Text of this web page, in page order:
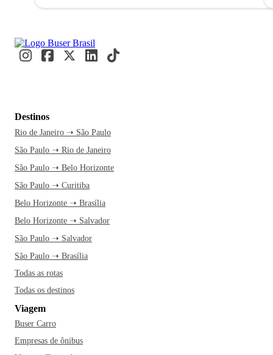
Destinos
Rio de Janeiro ➝ São Paulo
São Paulo ➝ Rio de Janeiro
São Paulo ➝ Belo Horizonte
São Paulo ➝ Curitiba
Belo Horizonte ➝ Brasília
Belo Horizonte ➝ Salvador
São Paulo ➝ Salvador
São Paulo ➝ Brasília
Todas as rotas
Todas os destinos
Viagem
Buser Carro
Empresas de ônibus